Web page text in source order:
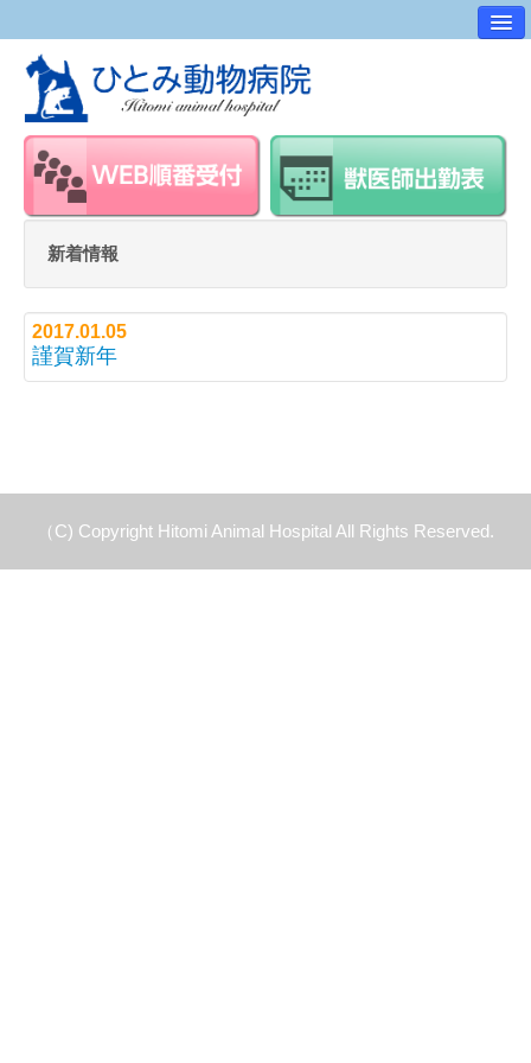
病院案内
交通アクセス
ワンポイントアドバイス
スタッフ紹介
求人・採用情報
新着情報
2017.01.05
謹賀新年
（C) Copyright Hitomi Animal Hospital All Rights Reserved.